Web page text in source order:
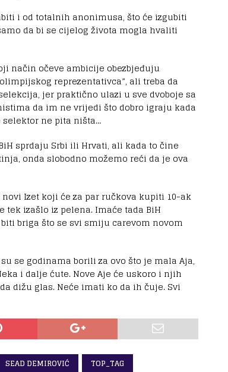
i od totalnih anonimusa, što će izgubiti
da bi se cijelog života mogla hvaliti
način očeve ambicije obezbjeđuju
reprezentativca”, ali treba da
jer praktično ulazi u sve dvoboje sa
da im ne vrijedi što dobro igraju kada
ne pita ništa…
sprdaju Srbi ili Hrvati, ali kada to čine
onda slobodno možemo reći da je ova
Izet koji će za par ručkova kupiti 10-ak
izašlo iz pelena. Imaće tada BiH
briga što se svi smiju carevom novom
se godinama borili za ovo što je mala Aja,
i dalje ćute. Nove Aje će uskoro i njih
dižu glas. Neće imati ko da ih čuje. Svi
SEAD DEMIROVIĆ
TOP_TAG